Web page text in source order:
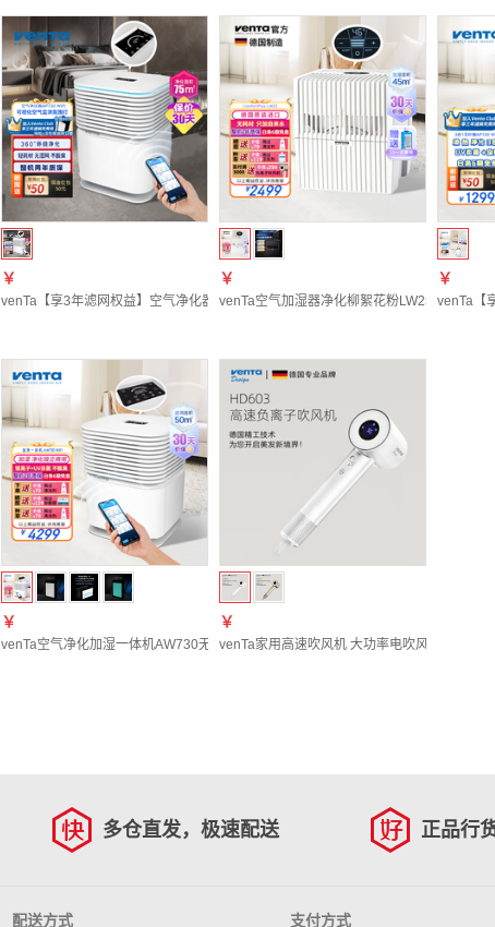
￥
venTa【享3年滤网权益】空气净化器0臭氧母婴级卧室除甲流病毒过敏原病菌过滤花
￥
venTa空气加湿器净化柳絮花粉LW25卧室无雾
￥
venTa【
￥
venTa空气净化加湿一体机AW730无雾冷蒸发静音家用客厅卧室空调房花粉雾霾防过
￥
venTa家用高速吹风机 大功率电吹风 速干护发
多仓直发，极速配送 正品行
配送方式 支付方式